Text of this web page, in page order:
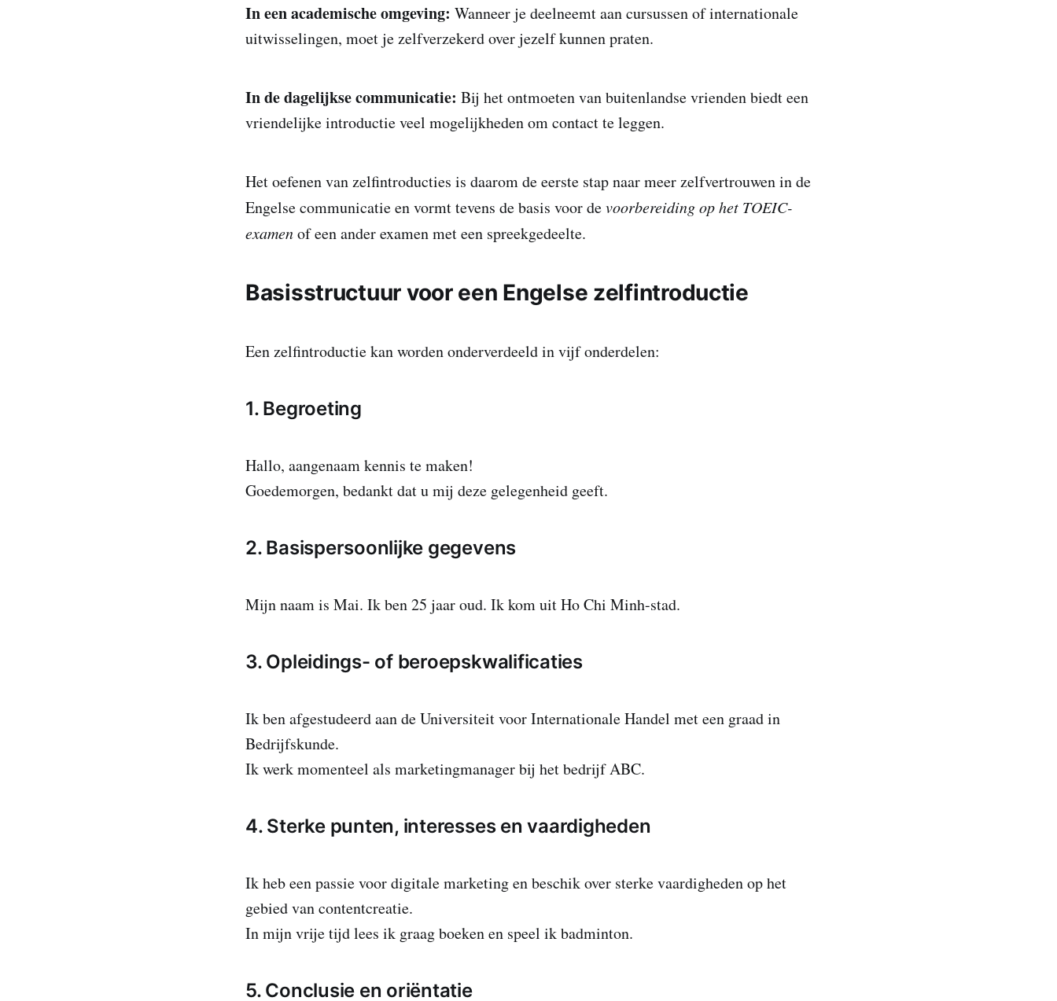
In een academische omgeving: Wanneer je deelneemt aan cursussen of internationale
uitwisselingen, moet je zelfverzekerd over jezelf kunnen praten.
In de dagelijkse communicatie: Bij het ontmoeten van buitenlandse vrienden biedt een
vriendelijke introductie veel mogelijkheden om contact te leggen.
Het oefenen van zelfintroducties is daarom de eerste stap naar meer zelfvertrouwen in de
Engelse communicatie en vormt tevens de basis voor devoorbereiding op het TOEIC-
examenof een ander examen met een spreekgedeelte.
Basisstructuur voor een Engelse zelfintroductie
Een zelfintroductie kan worden onderverdeeld in vijf onderdelen:
1. Begroeting
Hallo, aangenaam kennis te maken!
Goedemorgen, bedankt dat u mij deze gelegenheid geeft.
2. Basispersoonlijke gegevens
Mijn naam is Mai. Ik ben 25 jaar oud. Ik kom uit Ho Chi Minh-stad.
3. Opleidings- of beroepskwalificaties
Ik ben afgestudeerd aan de Universiteit voor Internationale Handel met een graad in
Bedrijfskunde.
Ik werk momenteel als marketingmanager bij het bedrijf ABC.
4. Sterke punten, interesses en vaardigheden
Ik heb een passie voor digitale marketing en beschik over sterke vaardigheden op het
gebied van contentcreatie.
In mijn vrije tijd lees ik graag boeken en speel ik badminton.
5. Conclusie en oriëntatie